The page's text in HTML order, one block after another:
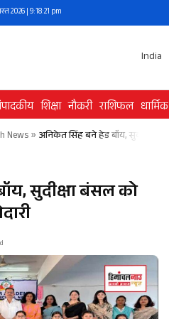
2026 | 9:18:22 pm
India
शिक्षा नौकरी राशिफल धार्मिक
News» अनिकेत सिंह बने हेड बॉय, सुदीक्षा
सुदीक्षा बंसल को